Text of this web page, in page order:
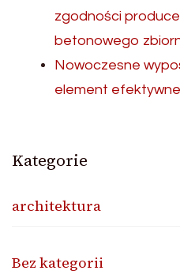
zgodności
betonowego
Nowoczesne
element
Kategorie
architektura
Bez kategorii